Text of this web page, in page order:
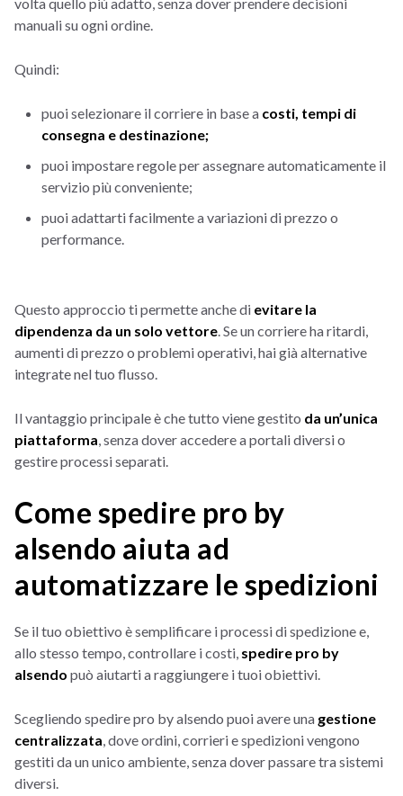
manuali su ogni ordine.
Quindi:
puoi selezionare il corriere in base a costi, tempi di
consegna e destinazione;
puoi impostare regole per assegnare automaticamente il
servizio più conveniente;
puoi adattarti facilmente a variazioni di prezzo o
performance.
Questo approccio ti permette anche di evitare la
dipendenza da un solo vettore. Se un corriere ha ritardi,
aumenti di prezzo o problemi operativi, hai già alternative
integrate nel tuo flusso.
Il vantaggio principale è che tutto viene gestito da un’unica
piattaforma, senza dover accedere a portali diversi o
gestire processi separati.
Come spedire pro by
alsendo aiuta ad
automatizzare le spedizioni
Se il tuo obiettivo è semplificare i processi di spedizione e,
allo stesso tempo, controllare i costi, spedire pro by
alsendo può aiutarti a raggiungere i tuoi obiettivi.
Scegliendo spedire pro by alsendo puoi avere una gestione
centralizzata, dove ordini, corrieri e spedizioni vengono
gestiti da un unico ambiente, senza dover passare tra sistemi
diversi.